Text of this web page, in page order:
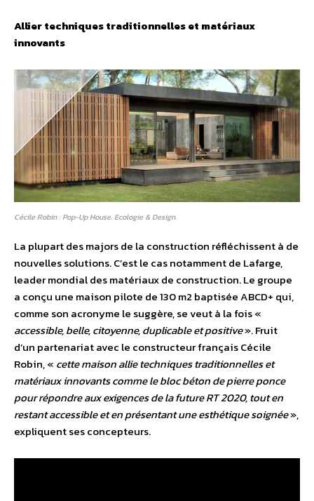
Allier techniques traditionnelles et matériaux
innovants
Cécile Robin : Pop-Up House. Ecologie & Design.
La plupart des majors de la construction réfléchissent à de
nouvelles solutions. C’est le cas notamment de Lafarge,
leader mondial des matériaux de construction. Le groupe
a conçu une maison pilote de 130 m2 baptisée ABCD+ qui,
comme son acronyme le suggère, se veut à la fois «
accessible, belle, citoyenne, duplicable et positive». Fruit
d’un partenariat avec le constructeur français Cécile
Robin, « cette maison allie techniques traditionnelles et
matériaux innovants comme le bloc béton de pierre ponce
pour répondre aux exigences de la future RT 2020, tout en
restant accessible et en présentant une esthétique soignée»,
expliquent ses concepteurs.